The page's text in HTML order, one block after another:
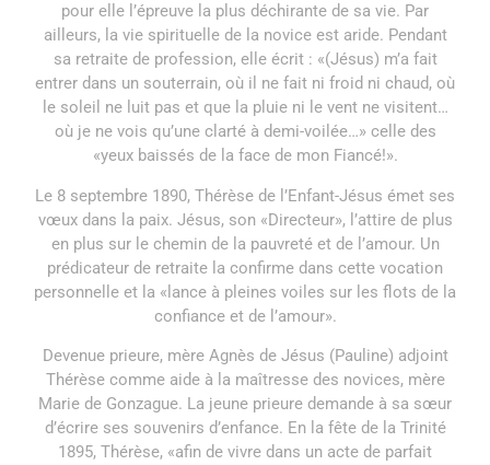
pour elle l’épreuve la plus déchirante de sa vie. Par
ailleurs, la vie spirituelle de la novice est aride. Pendant
sa retraite de profession, elle écrit : «(Jésus) m’a fait
entrer dans un souterrain, où il ne fait ni froid ni chaud, où
le soleil ne luit pas et que la pluie ni le vent ne visitent…
où je ne vois qu’une clarté à demi-voilée…» celle des
«yeux baissés de la face de mon Fiancé!».
Le 8 septembre 1890, Thérèse de l’Enfant-Jésus émet ses
vœux dans la paix. Jésus, son «Directeur», l’attire de plus
en plus sur le chemin de la pauvreté et de l’amour. Un
prédicateur de retraite la confirme dans cette vocation
personnelle et la «lance à pleines voiles sur les flots de la
confiance et de l’amour».
Devenue prieure, mère Agnès de Jésus (Pauline) adjoint
Thérèse comme aide à la maîtresse des novices, mère
Marie de Gonzague. La jeune prieure demande à sa sœur
d’écrire ses souvenirs d’enfance. En la fête de la Trinité
1895, Thérèse, «afin de vivre dans un acte de parfait